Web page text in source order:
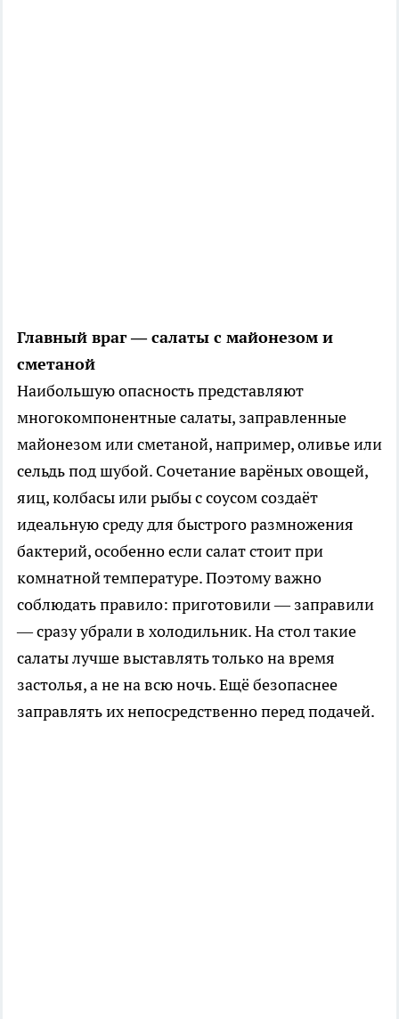
Главный враг — салаты с майонезом и
сметаной
Наибольшую опасность представляют
многокомпонентные салаты, заправленные
майонезом или сметаной, например, оливье или
сельдь под шубой. Сочетание варёных овощей,
яиц, колбасы или рыбы с соусом создаёт
идеальную среду для быстрого размножения
бактерий, особенно если салат стоит при
комнатной температуре. Поэтому важно
соблюдать правило: приготовили — заправили
— сразу убрали в холодильник. На стол такие
салаты лучше выставлять только на время
застолья, а не на всю ночь. Ещё безопаснее
заправлять их непосредственно перед подачей.